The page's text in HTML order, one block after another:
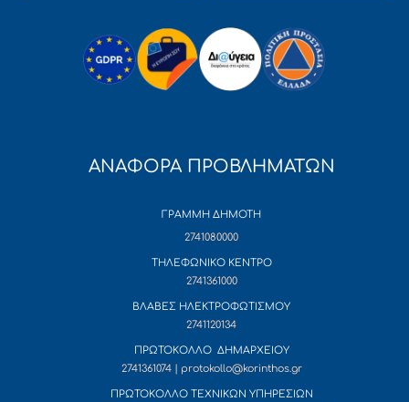
ΑΝΑΦΟΡΑ ΠΡΟΒΛΗΜΑΤΩΝ
ΓΡΑΜΜΗ ΔΗΜΟΤΗ
2741080000
ΤΗΛΕΦΩΝΙΚΟ ΚΕΝΤΡΟ
2741361000
ΒΛΑΒΕΣ ΗΛΕΚΤΡΟΦΩΤΙΣΜΟΥ
2741120134
ΠΡΩΤΟΚΟΛΛΟ ΔΗΜΑΡΧΕΙΟΥ
2741361074 | protokollo@korinthos.gr
ΠΡΩΤΟΚΟΛΛΟ ΤΕΧΝΙΚΩΝ ΥΠΗΡΕΣΙΩΝ